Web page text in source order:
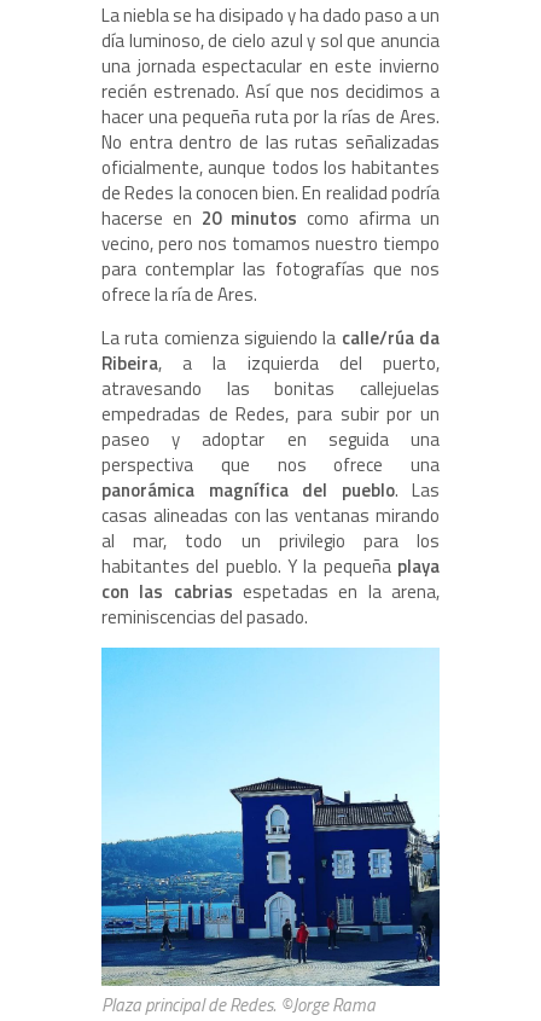
La niebla se ha disipado y ha dado paso a un
día luminoso, de cielo azul y sol que anuncia
una jornada espectacular en este invierno
recién estrenado. Así que nos decidimos a
hacer una pequeña ruta por la rías de Ares.
No entra dentro de las rutas señalizadas
oficialmente, aunque todos los habitantes
de Redes la conocen bien. En realidad podría
hacerse en 20 minutos como afirma un
vecino, pero nos tomamos nuestro tiempo
para contemplar las fotografías que nos
ofrece la ría de Ares.
La ruta comienza siguiendo la calle/rúa da
Ribeira, a la izquierda del puerto,
atravesando las bonitas callejuelas
empedradas de Redes, para subir por un
paseo y adoptar en seguida una
perspectiva que nos ofrece una
panorámica magnífica del pueblo. Las
casas alineadas con las ventanas mirando
al mar, todo un privilegio para los
habitantes del pueblo. Y la pequeña playa
con las cabrias espetadas en la arena,
reminiscencias del pasado.
Plaza principal de Redes. ©Jorge Rama